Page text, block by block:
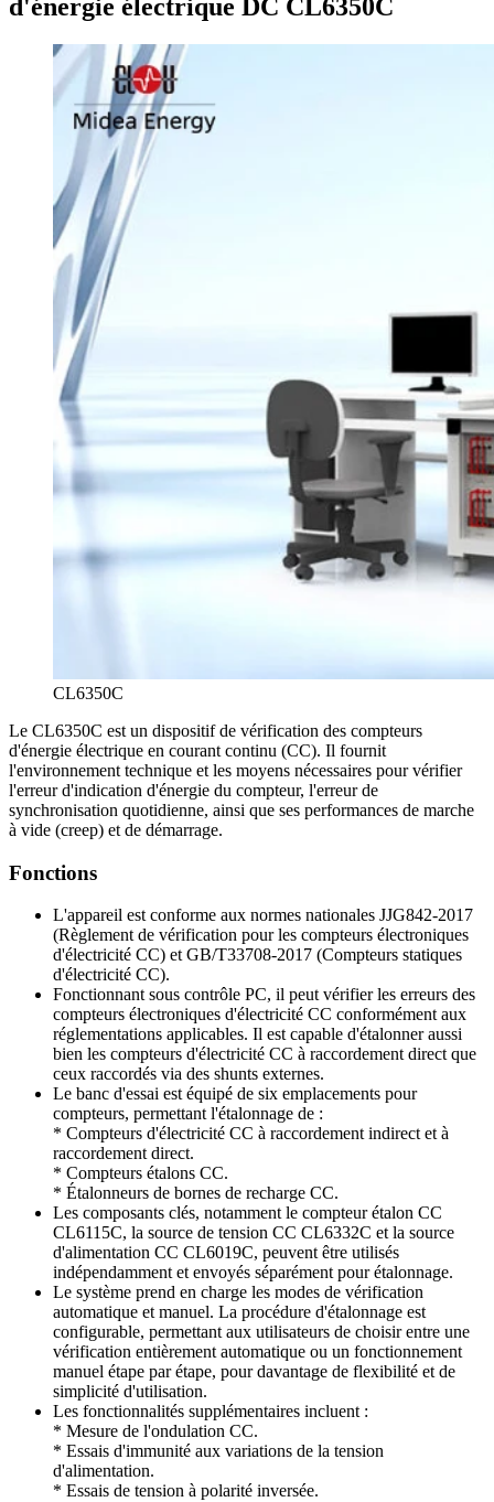
d'énergie électrique DC CL6350C
CL6350C
Le CL6350C est un dispositif de vérification des compteurs
d'énergie électrique en courant continu (CC). Il fournit
l'environnement technique et les moyens nécessaires pour vérifier
l'erreur d'indication d'énergie du compteur, l'erreur de
synchronisation quotidienne, ainsi que ses performances de marche
à vide (creep) et de démarrage.
Fonctions
L'appareil est conforme aux normes nationales JJG842-2017
(Règlement de vérification pour les compteurs électroniques
d'électricité CC) et GB/T33708-2017 (Compteurs statiques
d'électricité CC).
Fonctionnant sous contrôle PC, il peut vérifier les erreurs des
compteurs électroniques d'électricité CC conformément aux
réglementations applicables. Il est capable d'étalonner aussi
bien les compteurs d'électricité CC à raccordement direct que
ceux raccordés via des shunts externes.
Le banc d'essai est équipé de six emplacements pour
compteurs, permettant l'étalonnage de :
* Compteurs d'électricité CC à raccordement indirect et à
raccordement direct.
* Compteurs étalons CC.
* Étalonneurs de bornes de recharge CC.
Les composants clés, notamment le compteur étalon CC
CL6115C, la source de tension CC CL6332C et la source
d'alimentation CC CL6019C, peuvent être utilisés
indépendamment et envoyés séparément pour étalonnage.
Le système prend en charge les modes de vérification
automatique et manuel. La procédure d'étalonnage est
configurable, permettant aux utilisateurs de choisir entre une
vérification entièrement automatique ou un fonctionnement
manuel étape par étape, pour davantage de flexibilité et de
simplicité d'utilisation.
Les fonctionnalités supplémentaires incluent :
* Mesure de l'ondulation CC.
* Essais d'immunité aux variations de la tension
d'alimentation.
* Essais de tension à polarité inversée.